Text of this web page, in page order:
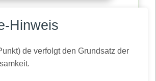
Hinweis
de verfolgt den Grundsatz der
betreibe ich kostenlos, damit regionale
bleiben. Damit daraus eine
Community wird, braucht es Menschen,
die mitlesen und mitmachen.